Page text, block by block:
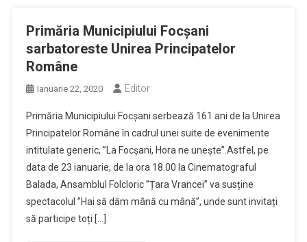
Primăria Municipiului Focșani
sarbatoreste Unirea Principatelor
Române
Ianuarie 22, 2020 Editor
Primăria Municipiului Focșani serbează 161 ani de la Unirea
Principatelor Române în cadrul unei suite de evenimente
intitulate generic, ”La Focșani, Hora ne unește”.Astfel, pe
data de 23 ianuarie, de la ora 18.00 la Cinematograful
Balada, Ansamblul Folcloric ”Țara Vrancei” va susține
spectacolul ”Hai să dăm mână cu mână”, unde sunt invitați
să participe toți […]